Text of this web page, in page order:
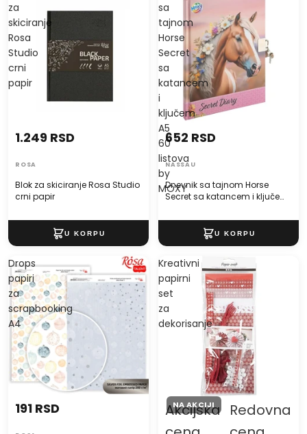
za
skiciranje
Rosa
Studio
crni
papir
Blok za skiciranje Rosa Studio
crni papir
1.249 RSD
ROSA
sa
tajnom
Horse
Secret
sa
katancem
i
ključem
A5
60
listova
by
MOXY
Dnevnik sa tajnom Horse
Secret sa katancem i ključem
652 RSD
NASSAU
Drops
papiri
za
scrapbooking
A4
191 RSD
Kreativni
papirni
set
za
dekorisanje
NA AKCIJI
Akcijska Redovna